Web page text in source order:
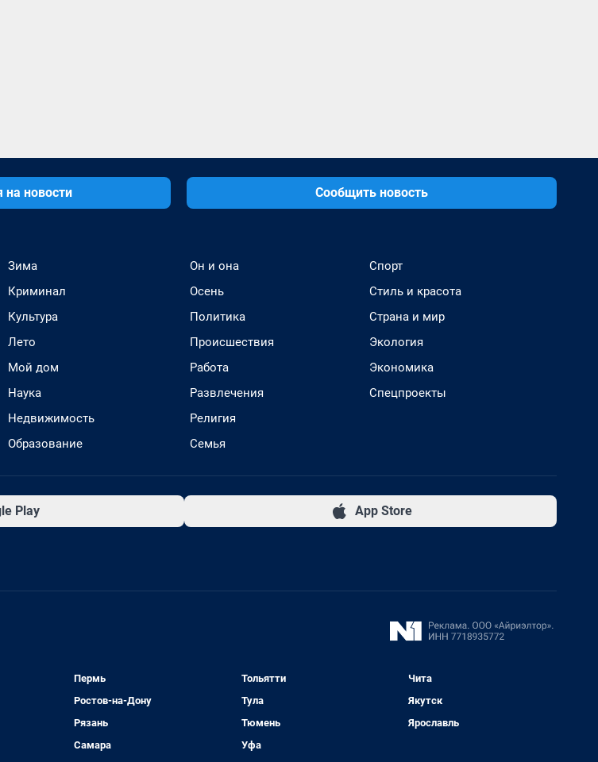
на новости Сообщить новость
Зима
Криминал
Культура
Лето
Мой дом
Наука
Недвижимость
Образование
Он и она
Осень
Политика
Происшествия
Работа
Развлечения
Религия
Семья
Спорт
Стиль и красота
Страна и мир
Экология
Экономика
Спецпроекты
Play App Store
Пермь
Ростов-на-Дону
Рязань
Самара
Тольятти
Тула
Тюмень
Уфа
Чита
Якутск
Ярославль